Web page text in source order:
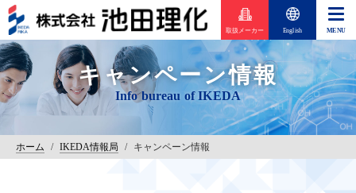
取扱メーカー English
キャンペーン情報
ホーム / IKEDA情報局 / キャンペーン情報